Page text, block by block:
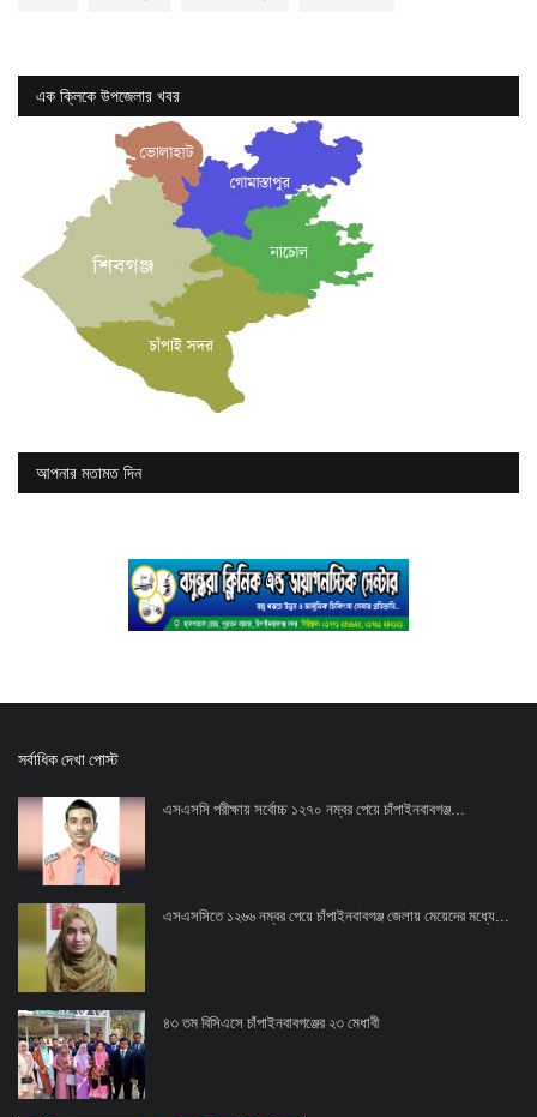
এক ক্লিকে উপজেলার খবর
আপনার মতামত দিন
সর্বাধিক দেখা পোস্ট
এসএসসি পরীক্ষায় সর্বোচ্চ ১২৭০ নম্বর পেয়ে চাঁপাইনবাবগঞ্জ...
এসএসসিতে ১২৬৬ নম্বর পেয়ে চাঁপাইনবাবগঞ্জ জেলায় মেয়েদের মধ্যে...
৪৩ তম বিসিএসে চাঁপাইনবাবগঞ্জের ২৩ মেধাবী